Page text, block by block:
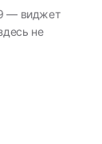
— виджет
не